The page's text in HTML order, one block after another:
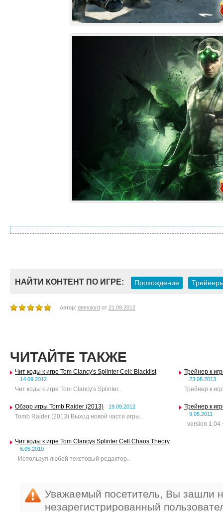
НАЙТИ КОНТЕНТ ПО ИГРЕ: Прохождение
Автор: demolord от 21.09.2012
ЧИТАЙТЕ ТАКЖЕ
Чит коды к игре Tom Clancy's Splinter Cell: Blacklist
14.09.2012
Чит коды к игре Tom Clancy's Splinter..
Трейнер к
23.08.2013
Трейнер к
Обзор игры Tomb Raider (2013) 19.09.2012
Tomb Raider (2013) Выход новой части игры..
Трейнер к
9.05.2011
version 1.04
Чит коды к игре Tom Clancys Splinter Cell Chaos Theory
6.05.2010
Используя любой текстовый редактор..
Уважаемый посетитель, Вы зашли
незарегистрированный